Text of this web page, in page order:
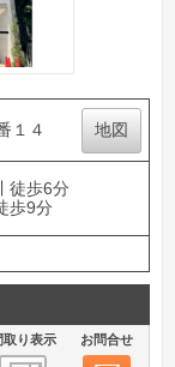
１４ 地図
徒歩6分
歩9分
取り表示 お問合せ